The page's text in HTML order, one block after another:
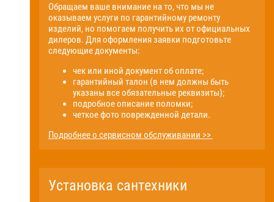
Обращаем ваше внимание на то, что мы не
оказываем услуги по гарантийному ремонту
изделий, но помогаем получить их от официальных
дилеров. Для оформления заявки подготовьте
следующие документы:
чек или иной документ об оплате;
гарантийный талон (в нем должны быть
указаны все обязательные реквизиты);
подробное описание поломки;
четкое фото поврежденной детали.
Подробнее о сервисном обслуживании >>
Установка сантехники